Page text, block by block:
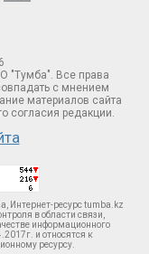
"Тумба". Все права
с мнением
материалов сайта
согласия редакции.
Интернет-ресурс tumba.kz
в области связи,
информационного
и относятся к
ресурсу.